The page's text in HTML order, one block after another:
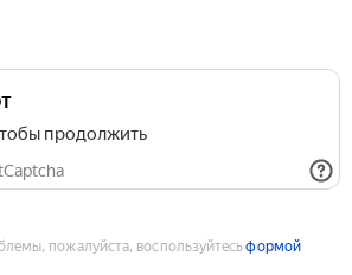
продолжить
пожалуйста, воспользуйтесьформой